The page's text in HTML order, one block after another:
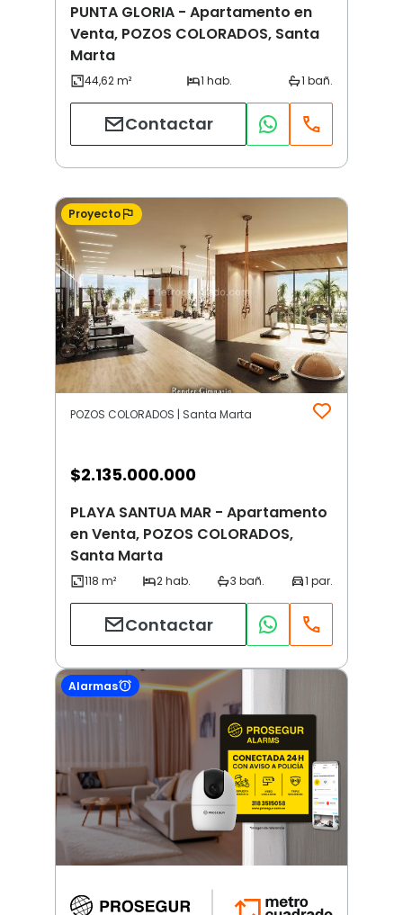
PUNTA GLORIA - Apartamento en
Venta, POZOS COLORADOS, Santa
Marta
Contactar
Proyecto
POZOS COLORADOS | Santa Marta
$2.135.000.000
PLAYA SANTUA MAR - Apartamento
en Venta, POZOS COLORADOS,
Santa Marta
Contactar
Alarmas